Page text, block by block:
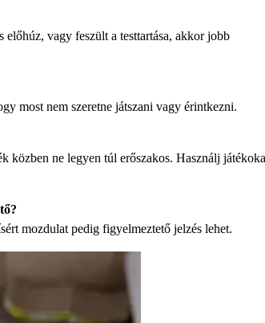
vagy feszült a testtartása, akkor jobb
most nem szeretne játszani vagy érintkezni.
közben ne legyen túl erőszakos. Használj
mozdulat pedig figyelmeztető jelzés lehet.